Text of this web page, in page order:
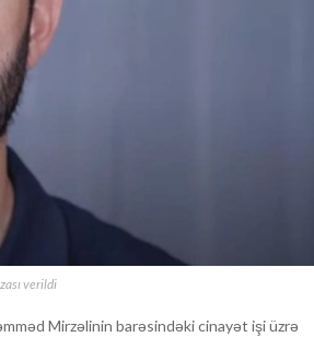
verildi
Mirzəlinin barəsindəki cinayət işi üzrə